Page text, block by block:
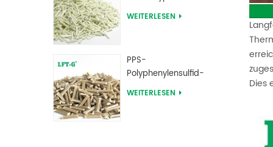
Langglasfaser-
WEITERLESEN
PPS-
Polyphenylensulfid-
Langglasfaser-
WEITERLESEN
Dies